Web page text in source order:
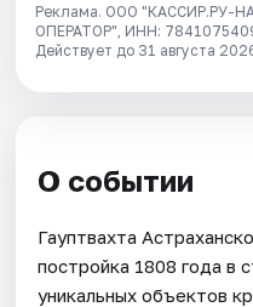
Реклама. ООО
ОПЕРАТОР", ИНН:
Действует до 31 августа
О событии
Гауптвахта
постройка 1808 года в
уникальных объектов